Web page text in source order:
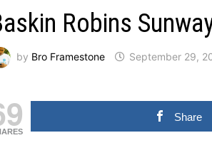
Robins
by Bro Framestone September 29,
Share